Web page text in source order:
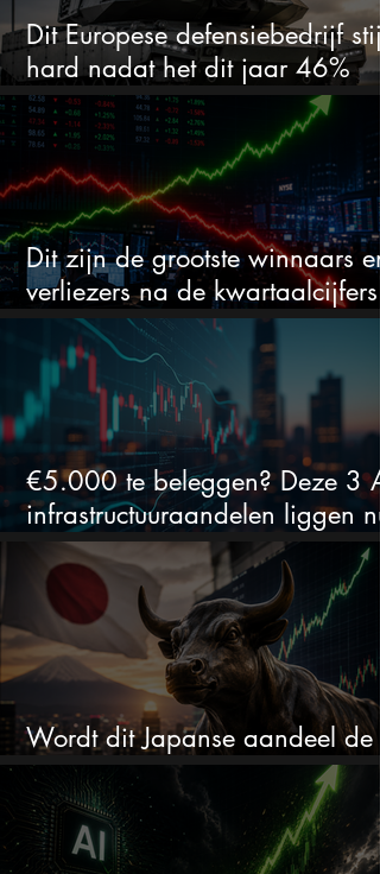
Dit Europese defensiebedrijf
hard nadat het dit jaar 46%
daalde: mooie koopkans?
Dit zijn de grootste winnaars en
verliezers na de kwartaalcijfers
(2 springen eruit)
€5.000 te beleggen? Deze 3
infrastructuuraandelen liggen nu
in de uitverkoop
Wordt dit Japanse aandeel de
comeback kid van 2026?